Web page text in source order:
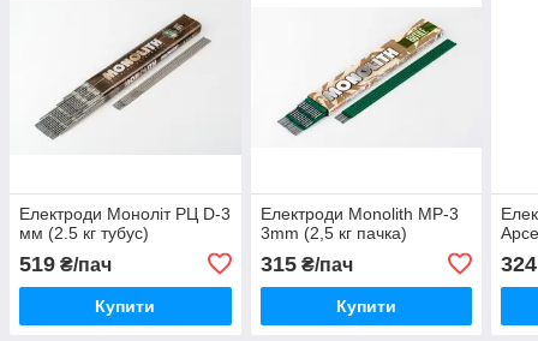
Електроди Моноліт РЦ D-3
мм (2.5 кг тубус)
519 ₴/пач
Купити
Електроди Monolith МР-3
3mm (2,5 кг пачка)
315₴/пач
Купити
324